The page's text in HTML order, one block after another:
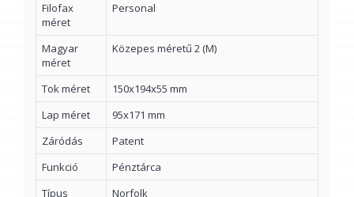
Filofax
méret
Personal
Magyar
méret
Közepes méretű 2 (M)
Tok méret
150x194x55 mm
Lap méret
95x171 mm
Záródás
Patent
Funkció
Pénztárca
Típus
Norfolk